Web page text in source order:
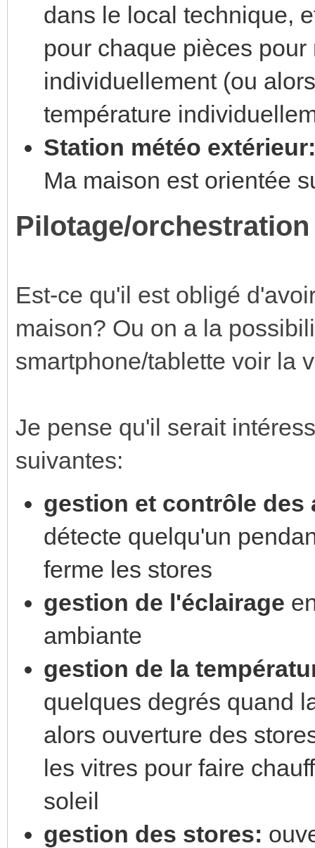
dans le local technique,
pour chaque pièces
individuellement (ou
température
Station météo extérieur:
Ma maison est orientée
Pilotage/
Est-ce qu'il est obligé
maison? Ou on a la
smartphone/tablette voir la
Je pense qu'il serait
suivantes:
gestion et contrôle des
détecte quelqu'un
ferme les stores
gestion de l'éclairage
ambiante
gestion de la
quelques degrés quand
alors ouverture des
les vitres pour faire
soleil
gestion des stores: